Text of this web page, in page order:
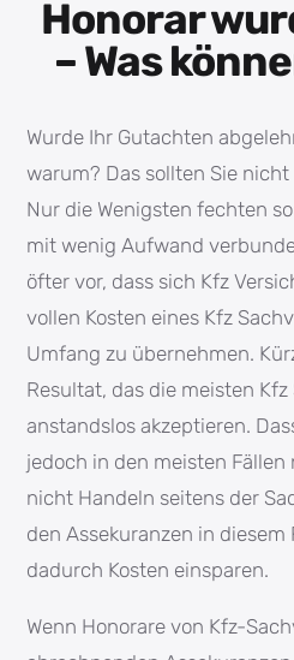
Honorar
– Was
Wurde Ihr Gutachten
warum? Das sollten Sie
Nur die Wenigsten fechten
mit wenig Aufwand
öfter vor, dass sich Kfz
vollen Kosten eines Kfz
Umfang zu übernehmen.
Resultat, das die meisten
anstandslos akzeptieren.
jedoch in den meisten
nicht Handeln seitens der
den Assekuranzen in diesem
dadurch Kosten einsparen.
Wenn Honorare von Kfz-